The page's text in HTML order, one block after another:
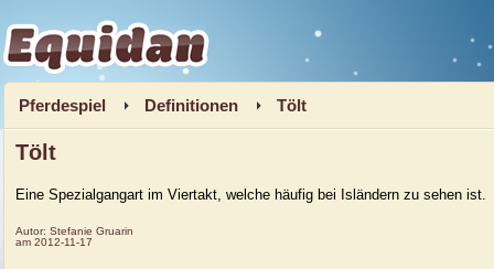
Equidan
Pferdespiel Definitionen Tölt
Tölt
Eine Spezialgangart im Viertakt, welche häufig bei Isländern zu sehen ist.
Autor: Stefanie Gruarin
am 2012-11-17